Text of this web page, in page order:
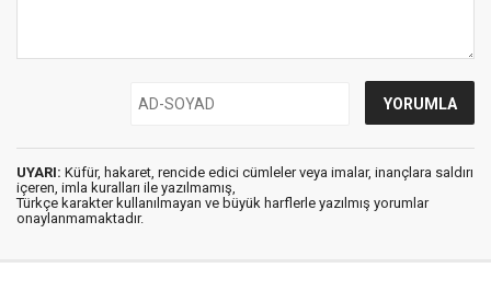
UYARI: Küfür, hakaret, rencide edici cümleler veya imalar, inançlara saldırı
içeren, imla kuralları ile yazılmamış,
Türkçe karakter kullanılmayan ve büyük harflerle yazılmış yorumlar
onaylanmamaktadır.